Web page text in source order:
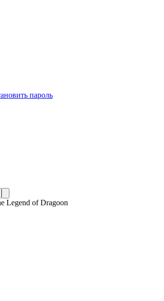
пароль
Legend of Dragoon